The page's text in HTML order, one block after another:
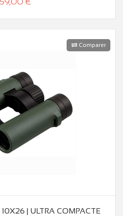
Comparer
| ULTRA COMPACTE